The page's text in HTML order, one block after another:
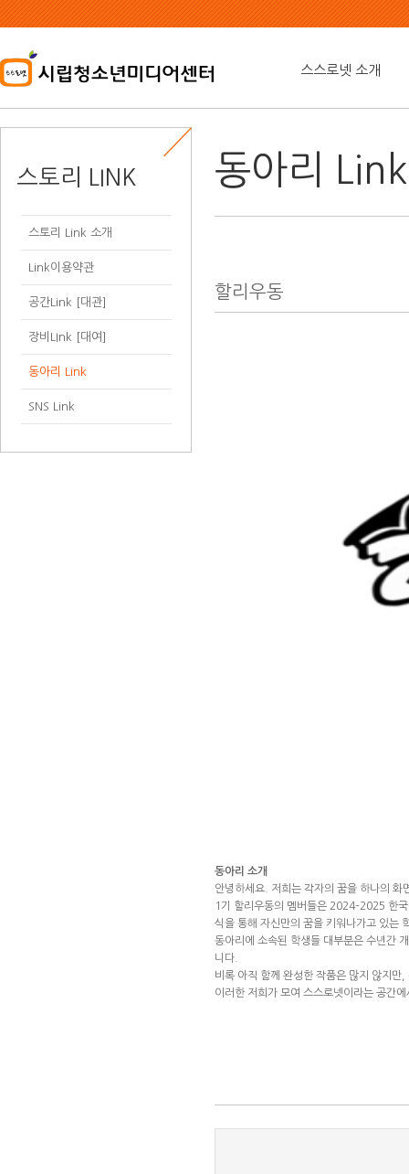
본
문
용
바
가
기
스스로넷 소개
스토리 LINK
스토리 Link 소개
Link이용약관
공간Link [대관]
장비LInk [대여]
동아리 Link
SNS Link
동아리
할리우동
동아리 소개
안녕하세요. 저희는 각자의 꿈을 하나의
1기 할리우동의 멤버들은 2024–2025 한
식을 통해 자신만의 꿈을 키워나가고 있는
동아리에 소속된 학생들 대부분은 수년간
니다.
비록 아직 함께 완성한 작품은 많지 않지만
이러한 저희가 모여 스스로넷이라는 공간